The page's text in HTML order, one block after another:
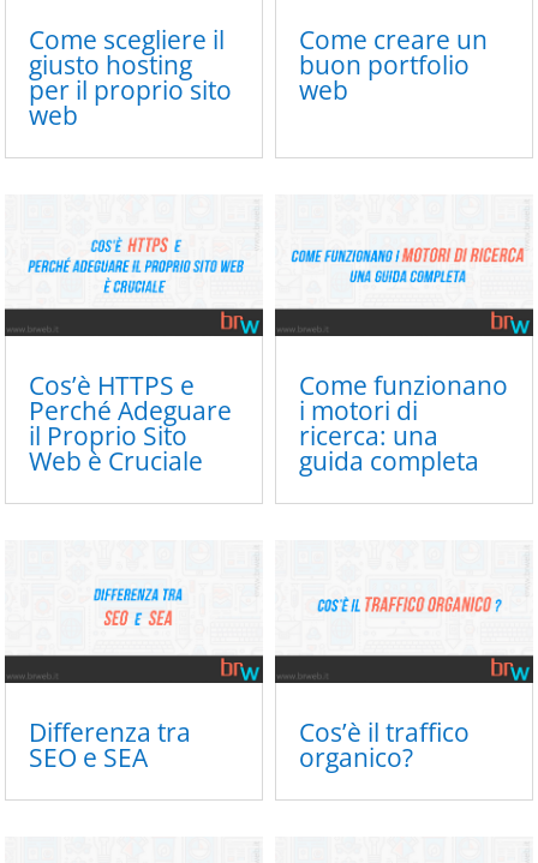
Come scegliere il
giusto hosting
per il proprio sito
web
Come creare un
buon portfolio
web
Cos’è HTTPS e
Perché Adeguare
il Proprio Sito
Web è Cruciale
Come funzionano
i motori di
ricerca: una
guida completa
Differenza tra
SEO e SEA
Cos’è il traffico
organico?